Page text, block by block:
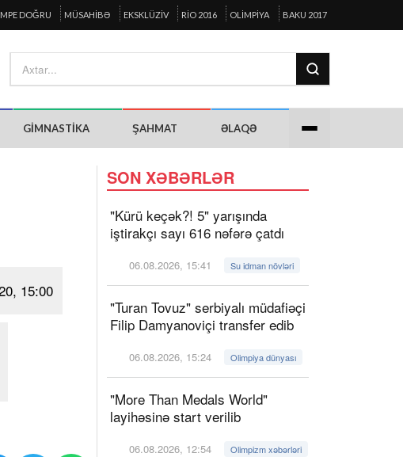
DOĞRU MÜSAHIBƏ EKSKLÜZIV RIO 2016 OLIMPIYA BAKU 2017
GIMNASTIKA ŞAHMAT ƏLAQƏ
15:00
SON XƏBƏRLƏR
"Kürü keçək?! 5" yarışında
iştirakçı sayı 616 nəfərə çatdı
06.08.2026, 15:41 Su idman növləri
"Turan Tovuz" serbiyalı müdafiəçi
Filip Damyanoviçi transfer edib
06.08.2026, 15:24 Olimpiya dünyası
"More Than Medals World"
layihəsinə start verilib
06.08.2026, 12:54 Olimpizm xəbərləri